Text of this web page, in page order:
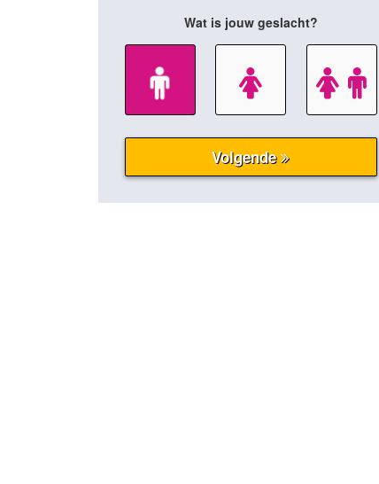
Wat is jouw geslacht?
Volgende